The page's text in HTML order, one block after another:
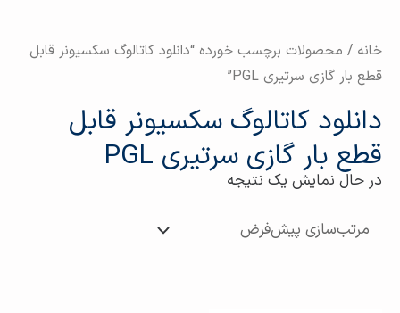
خانه / محصولات برچسب خورده “دانلود کاتالوگ سکسیونر قابل
قطع بار گازي سرتیری PGL”
دانلود کاتالوگ سکسیونر قابل
قطع بار گازي سرتیری PGL
در حال نمایش یک نتیجه